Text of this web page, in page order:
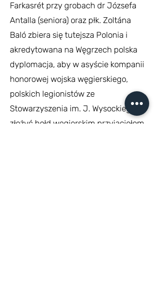
Farkasrét przy grobach dr Józsefa
Antalla (seniora) oraz płk. Zoltána
Baló zbiera się tutejsza Polonia i
akredytowana na Węgrzech polska
dyplomacja, aby w asyście kompanii
honorowej wojska węgierskiego,
polskich legionistów ze
Stowarzyszenia im. J. Wysockiego
złożyć hołd węgierskim przyjaciołom